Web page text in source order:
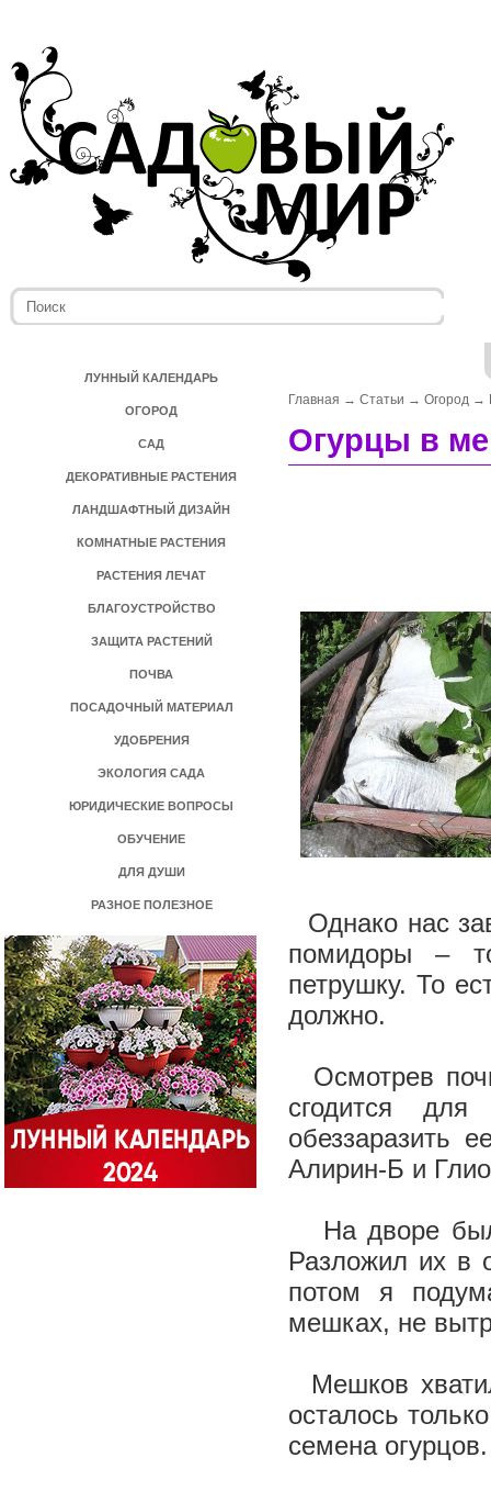
ЛУННЫЙ КАЛЕНДАРЬ
ОГОРОД
САД
ДЕКОРАТИВНЫЕ РАСТЕНИЯ
ЛАНДШАФТНЫЙ ДИЗАЙН
КОМНАТНЫЕ РАСТЕНИЯ
РАСТЕНИЯ ЛЕЧАТ
БЛАГОУСТРОЙСТВО
ЗАЩИТА РАСТЕНИЙ
ПОЧВА
ПОСАДОЧНЫЙ МАТЕРИАЛ
УДОБРЕНИЯ
ЭКОЛОГИЯ САДА
ЮРИДИЧЕСКИЕ ВОПРОСЫ
ОБУЧЕНИЕ
ДЛЯ ДУШИ
РАЗНОЕ ПОЛЕЗНОЕ
Главная → Статьи → Огород →
Огурцы в
Однако нас
помидоры –
петрушку. То
должно.
Осмотрев
сгодится для
обеззаразить
Алирин-Б и
На дворе
Разложил их в
потом я
мешках, не
Мешков
осталось
семена